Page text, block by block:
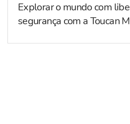
Explorar o mundo com
segurança com a Toucan